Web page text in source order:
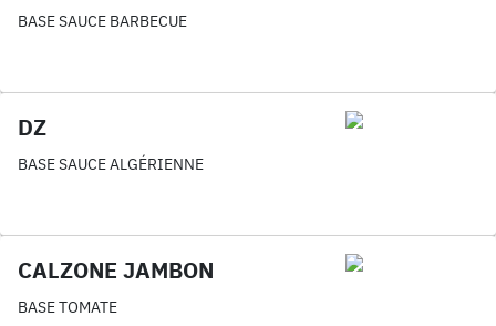
BASE SAUCE BARBECUE
DZ
BASE SAUCE ALGÉRIENNE
CALZONE JAMBON
BASE TOMATE